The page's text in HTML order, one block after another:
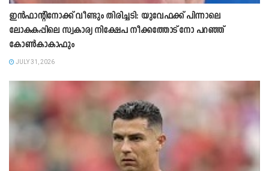
ഇന്‍ഫാന്‍റിനോക്ക് വീണ്ടും തിരിച്ചടി: യുവേഫക്ക് പിന്നാലെ
ലോകകപ്പിലെ സ്വകാര്യ നിക്ഷേപ നീക്കത്തോട് നോ പറഞ്ഞ്
കോൺകാകാഫും
JULY 31, 2026